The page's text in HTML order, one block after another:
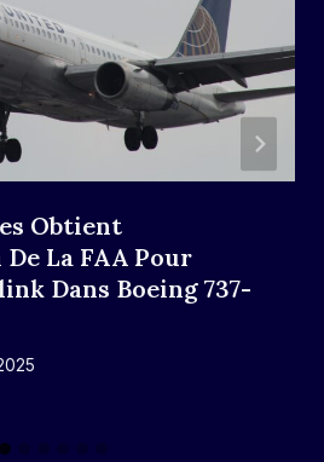
Obtient
La FAA Pour
Dans Boeing 737-